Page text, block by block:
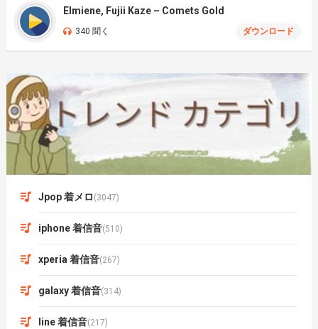
Elmiene, Fujii Kaze – Comets Gold
340 聞く ダウンロード
Jpop 着メロ (3047)
iphone 着信音(510)
xperia 着信音(267)
galaxy 着信音(314)
line 着信音(217)